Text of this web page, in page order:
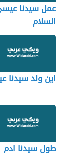
عمل سيدنا
السلام
اين ولد سيدنا
طول سيدنا ادم